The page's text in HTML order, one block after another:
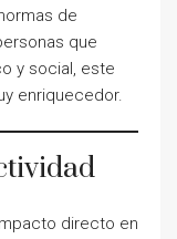
de
que
y social, este
enriquecedor.
directo en